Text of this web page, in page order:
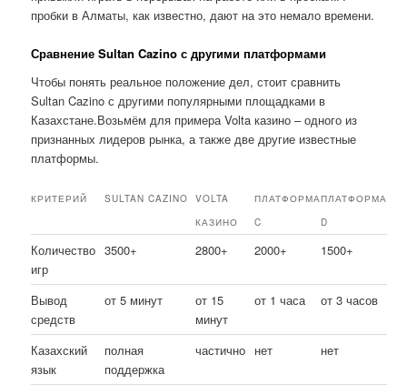
пробки в Алматы, как известно, дают на это немало времени.
Сравнение Sultan Cazino с другими платформами
Чтобы понять реальное положение дел, стоит сравнить
Sultan Cazino с другими популярными площадками в
Казахстане.Возьмём для примера Volta казино – одного из
признанных лидеров рынка, а также две другие известные
платформы.
КРИТЕРИЙ SULTAN CAZINO
VOLTA
КАЗИНО
ПЛАТФОРМА
C
ПЛАТФОРМА
D
Количество
игр
3500+ 2800+ 2000+ 1500+
Вывод
средств
от 5 минут
от 15
минут
от 1 часа от 3 часов
Казахский
язык
полная
поддержка
частично нет нет